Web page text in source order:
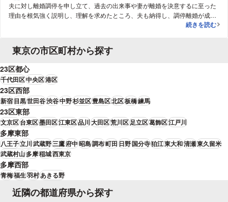
夫に対し離婚調停を申し立て、過去の出来事や妻が離婚を決意するに至った
理由を根気強く説明し、理解を求めたところ、夫も納得し、調停離婚が成立
離婚理由とな
続きを読む
東京の市区町村から探す
23区都心
千代田区中央区港区
23区西部
新宿目黒世田谷渋谷中野杉並区豊島区北区板橋練馬
23区東部
文京区台東区墨田区江東区品川大田区荒川区足立区葛飾区江戸川
多摩東部
八王子立川武蔵野三鷹府中昭島調布町田日野国分寺狛江東大和清瀬東久留米
武蔵村山多摩稲城西東京
多摩西部
青梅福生羽村あきる野
近隣の都道府県から探す